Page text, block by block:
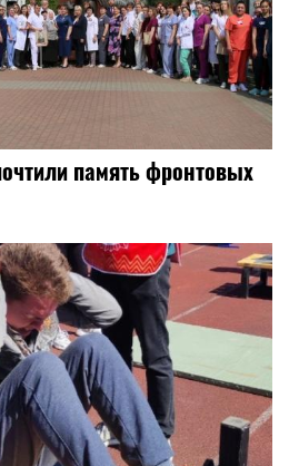
память фронтовых